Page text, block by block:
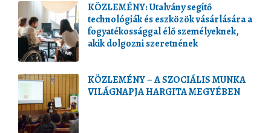
KÖZLEMÉNY: Utalvány segítő
technológiák és eszközök vásárlására a
fogyatékossággal élő személyeknek,
akik dolgozni szeretnének
KÖZLEMÉNY – A SZOCIÁLIS MUNKA
VILÁGNAPJA HARGITA MEGYÉBEN